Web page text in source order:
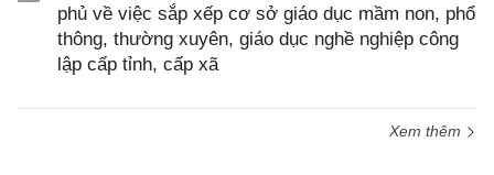
phủ về việc sắp xếp cơ sở giáo dục mầm non, phổ
thông, thường xuyên, giáo dục nghề nghiệp công
lập cấp tỉnh, cấp xã
Xem thêm